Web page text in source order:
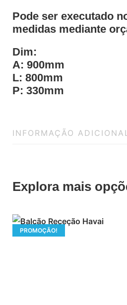
Pode ser executado
medidas mediante
Dim:
A: 900mm
L: 800mm
P: 330mm
INFORMAÇÃO ADICIONAL
Explora mais
PROMOÇÃO!